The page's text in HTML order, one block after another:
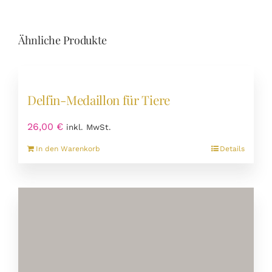
Ähnliche Produkte
Delfin-Medaillon für Tiere
26,00 € inkl. MwSt.
In den Warenkorb Details